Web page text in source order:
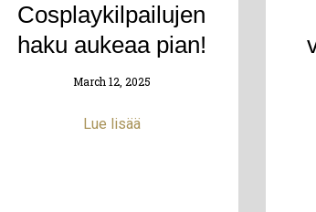
Cosplaykilpailujen
haku aukeaa pian!
March 12, 2025
Lue lisää
P
a
P
a
g
P
a
g
P
a
g
P
a